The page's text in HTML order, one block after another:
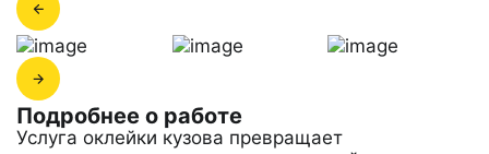
Подробнее о работе
Услуга оклейки кузова превращает